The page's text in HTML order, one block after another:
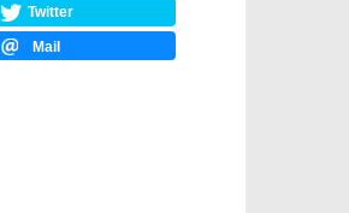
Twitter
Mail